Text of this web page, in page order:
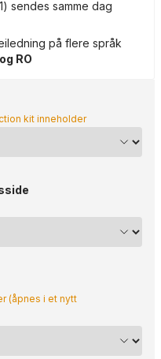
sendes samme dag
på flere språk
RO
kit inneholder
(åpnes i et nytt